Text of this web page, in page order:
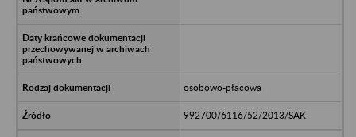
osobowo-płacowa
992700/6116/52/2013/SAK